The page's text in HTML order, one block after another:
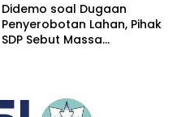
Didemo soal Dugaan
Penyerobotan Lahan, Pihak
SDP Sebut Massa